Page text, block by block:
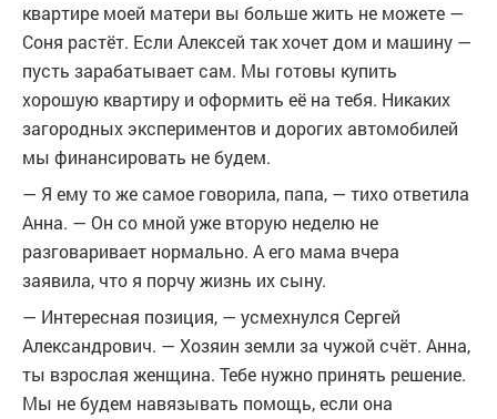
квартире моей матери вы больше жить не можете —
Соня растёт. Если Алексей так хочет дом и машину —
пусть зарабатывает сам. Мы готовы купить
хорошую квартиру и оформить её на тебя. Никаких
загородных экспериментов и дорогих автомобилей
мы финансировать не будем.
— Я ему то же самое говорила, папа, — тихо ответила
Анна. — Он со мной уже вторую неделю не
разговаривает нормально. А его мама вчера
заявила, что я порчу жизнь их сыну.
— Интересная позиция, — усмехнулся Сергей
Александрович. — Хозяин земли за чужой счёт. Анна,
ты взрослая женщина. Тебе нужно принять решение.
Мы не будем навязывать помощь, если она